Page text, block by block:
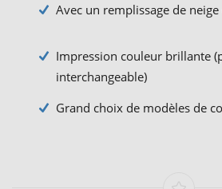
Avec un remplissage de
Impression couleur brillante
interchangeable)
Grand choix de modèles de